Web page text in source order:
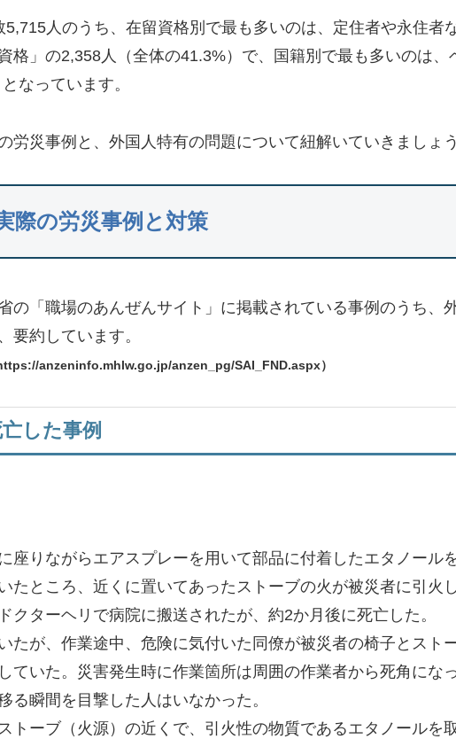
5,715人のうち、在留資格別で最も多いのは、定住者や永住者
格」の2,358人（全体の41.3%）で、国籍別で最も多いのは、
なっています。
労災事例と、外国人特有の問題について紐解いていきましょう
際の労災事例と対策
の「職場のあんぜんサイト」に掲載されている事例のうち、
要約しています。
anzeninfo.mhlw.go.jp/anzen_pg/SAI_FND.aspx）
した事例
座りながらエアスプレーを用いて部品に付着したエタノール
たところ、近くに置いてあったストーブの火が被災者に引火
クターヘリで病院に搬送されたが、約2か月後に死亡した。
たが、作業途中、危険に気付いた同僚が被災者の椅子とスト
ていた。災害発生時に作業箇所は周囲の作業者から死角にな
る瞬間を目撃した人はいなかった。
トーブ（火源）の近くで、引火性の物質であるエタノールを